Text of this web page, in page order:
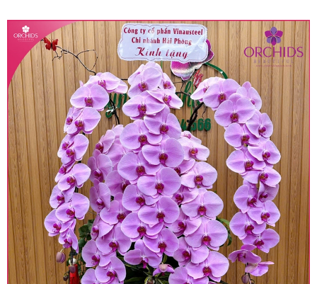
• Giá trên được miễn ship giao trong nội thành,
miễn phí in thiệp - banner theo yêu cầu khách
hàng.
• Beautiful Orchids liên kết với các cửa hàng
trên toàn quốc để phục vụ giao hoa tận nơi, mỗi
khu vực sẽ có mức giá khác nhau (tùy vào chi
phí mặt bằng, nguyên vật liệu,..) nên giá có thể sẽ
thay đổi so với giá niêm yết trên website. Khách
hàng ở Tỉnh thành khác vui lòng chủ động hỏi lại
giá trước khi đặt hàng, shop sẽ chủ động báo giá
chính xác khi có địa chỉ giao hàng cụ thể.